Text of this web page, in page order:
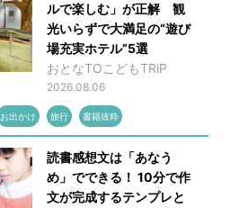
ルで楽しむ」が正解 観
光いらずで大満足の“遊び
場充実ホテル”5選
おとなTOこどもTRiP
2026.08.06
お出かけ 旅行 書籍抜粋
読書感想文は「あなう
め」でできる！ 10分で作
文が完成するテンプレと